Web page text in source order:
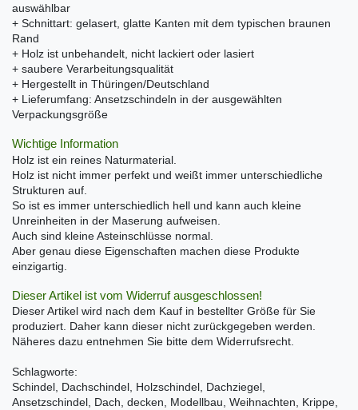
auswählbar
+ Schnittart: gelasert, glatte Kanten mit dem typischen braunen
Rand
+ Holz ist unbehandelt, nicht lackiert oder lasiert
+ saubere Verarbeitungsqualität
+ Hergestellt in Thüringen/Deutschland
+ Lieferumfang: Ansetzschindeln in der ausgewählten
Verpackungsgröße
Wichtige Information
Holz ist ein reines Naturmaterial.
Holz ist nicht immer perfekt und weißt immer unterschiedliche
Strukturen auf.
So ist es immer unterschiedlich hell und kann auch kleine
Unreinheiten in der Maserung aufweisen.
Auch sind kleine Asteinschlüsse normal.
Aber genau diese Eigenschaften machen diese Produkte
einzigartig.
Dieser Artikel ist vom Widerruf ausgeschlossen!
Dieser Artikel wird nach dem Kauf in bestellter Größe für Sie
produziert. Daher kann dieser nicht zurückgegeben werden.
Näheres dazu entnehmen Sie bitte dem Widerrufsrecht.
Schlagworte:
Schindel, Dachschindel, Holzschindel, Dachziegel,
Ansetzschindel, Dach, decken, Modellbau, Weihnachten, Krippe,